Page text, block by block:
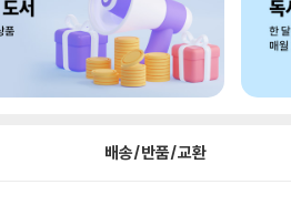
배송/반품/교환